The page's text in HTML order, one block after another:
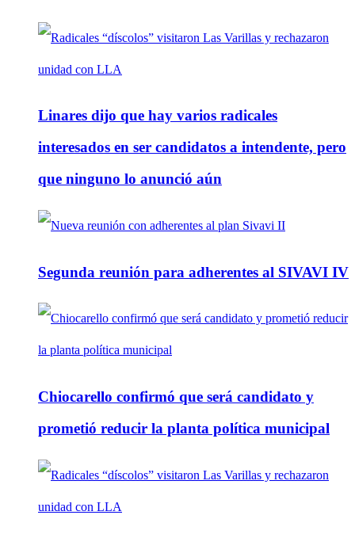
Linares dijo que hay varios radicales
interesados en ser candidatos a intendente, pero
que ninguno lo anunció aún
Segunda reunión para adherentes al SIVAVI IV
Chiocarello confirmó que será candidato y
prometió reducir la planta política municipal